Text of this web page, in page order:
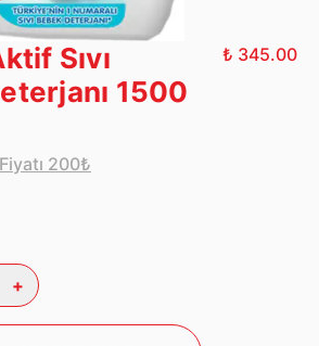
Sıvı
1500
200₺
₺ 345.00
+